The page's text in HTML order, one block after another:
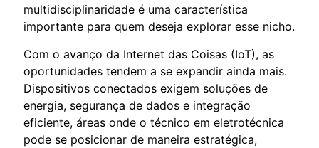
multidisciplinaridade é uma característica
importante para quem deseja explorar esse nicho.
Com o avanço da Internet das Coisas (IoT), as
oportunidades tendem a se expandir ainda mais.
Dispositivos conectados exigem soluções de
energia, segurança de dados e integração
eficiente, áreas onde o técnico em eletrotécnica
pode se posicionar de maneira estratégica,